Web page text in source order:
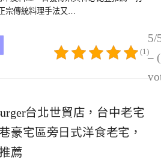
宗傳統料理手法又…
5/
–
(1)
台北世貿店，台中老宅
豪宅區旁日式洋食老宅，
薦